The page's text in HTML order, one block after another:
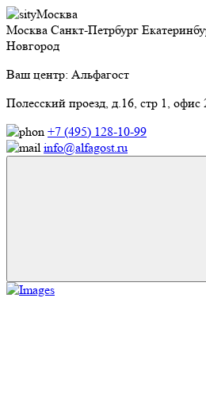
Москва
Москва Санкт-Петрбург
Новгород
Ваш центр: Альфагост
Полесский проезд, д.16, стр 1, офис
+7 (495) 128-10-99
info@alfagost.ru